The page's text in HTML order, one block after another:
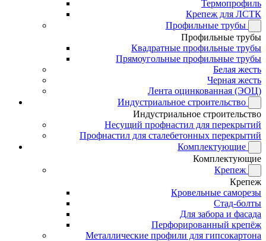
Термопрофиль
Крепеж для ЛСТК
Профильные трубы
Профильные трубы
Квадратные профильные трубы
Прямоугольные профильные трубы
Белая жесть
Черная жесть
Лента оцинкованная (ЭОЦ)
Индустриальное строительство
Индустриальное строительство
Несущий профнастил для перекрытий
Профнастил для сталебетонных перекрытий
Комплектующие
Комплектующие
Крепеж
Крепеж
Кровельные саморезы
Стад-болты
Для забора и фасада
Перфорированный крепёж
Металлические профили для гипсокартона